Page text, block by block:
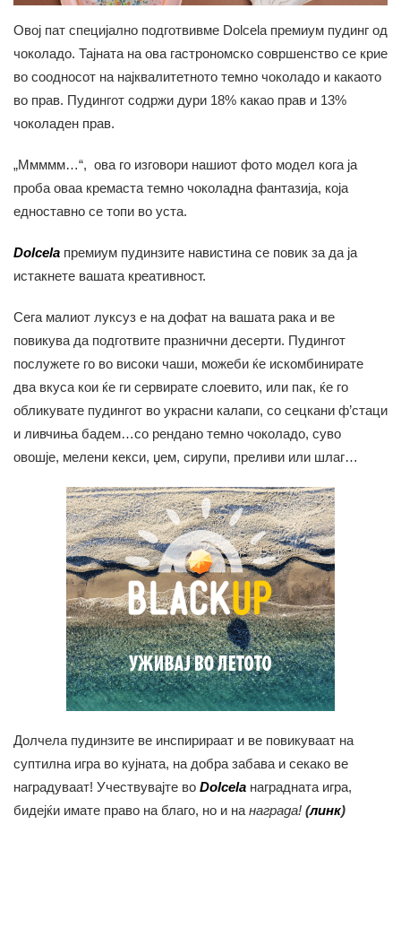
Овој пат специјално подготвивме Dolcela премиум пудинг од
чоколадо. Тајната на ова гастрономско совршенство се крие
во соодносот на најквалитетното темно чоколадо и какаото
во прав. Пудингот содржи дури 18% какао прав и 13%
чоколаден прав.
„Ммммм…“, ова го изговори нашиот фото модел кога ја
проба оваа кремаста темно чоколадна фантазија, која
едноставно се топи во уста.
Dolcela премиум пудинзите навистина се повик за да ја
истакнете вашата креативност.
Сега малиот луксуз е на дофат на вашата рака и ве
повикува да подготвите празнични десерти. Пудингот
послужете го во високи чаши, можеби ќе искомбинирате
два вкуса кои ќе ги сервирате слоевито, или пак, ќе го
обликувате пудингот во украсни калапи, со сецкани ф’стаци
и ливчиња бадем…со рендано темно чоколадо, суво
овошје, мелени кекси, џем, сирупи, преливи или шлаг…
Долчела пудинзите ве инспирираат и ве повикуваат на
суптилна игра во кујната, на добра забава и секако ве
наградуваат! Учествувајте во Dolcela наградната игра,
бидејќи имате право на благо, но и на награда! (линк)